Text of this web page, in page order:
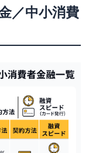
／中小消費